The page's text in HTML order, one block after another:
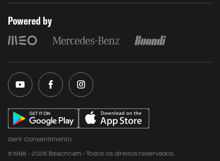
Powered by
Gerir Consentimento
©1998 - 2026 Beachcam - Todos os direitos reservados.